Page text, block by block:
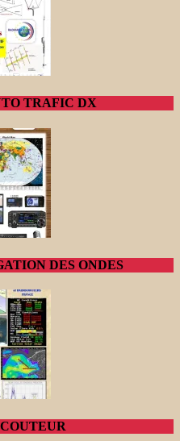
TRAFIC DX
DES ONDES